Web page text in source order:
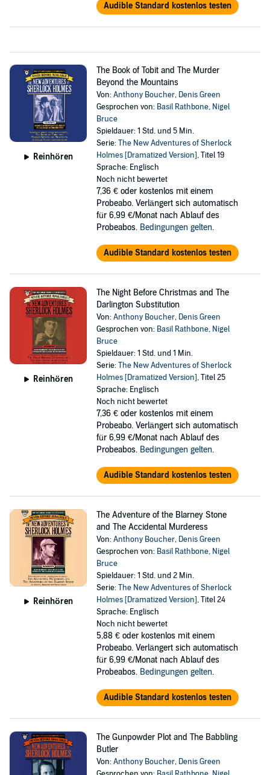
Audible Standard kostenlos testen
Reinhören
The Book of Tobit and The Murder
Beyond the Mountains
Von:Anthony Boucher, Denis Green
Gesprochen von: Basil Rathbone, Nigel
Bruce
Spieldauer: 1 Std. und 5 Min.
Serie:The New Adventures of Sherlock
Holmes [Dramatized Version], Titel 19
Sprache: Englisch
Noch nicht bewertet
7,36 € oder kostenlos mit einem
Probeabo. Verlängert sich automatisch
für 6,99 €/Monat nach Ablauf des
Probeabos. Bedingungen gelten.
Audible Standard kostenlos testen
Reinhören
The Night Before Christmas and The
Darlington Substitution
Von:Anthony Boucher, Denis Green
Gesprochen von: Basil Rathbone, Nigel
Bruce
Spieldauer: 1 Std. und 1 Min.
Serie:The New Adventures of Sherlock
Holmes [Dramatized Version], Titel 25
Sprache: Englisch
Noch nicht bewertet
7,36 € oder kostenlos mit einem
Probeabo. Verlängert sich automatisch
für 6,99 €/Monat nach Ablauf des
Probeabos. Bedingungen gelten.
Audible Standard kostenlos testen
Reinhören
The Adventure of the Blarney Stone
and The Accidental Murderess
Von:Anthony Boucher, Denis Green
Gesprochen von: Basil Rathbone, Nigel
Bruce
Spieldauer: 1 Std. und 2 Min.
Serie:The New Adventures of Sherlock
Holmes [Dramatized Version], Titel 24
Sprache: Englisch
Noch nicht bewertet
5,88 € oder kostenlos mit einem
Probeabo. Verlängert sich automatisch
für 6,99 €/Monat nach Ablauf des
Probeabos. Bedingungen gelten.
Audible Standard kostenlos testen
The Gunpowder Plot and The Babbling
Butler
Von:Anthony Boucher, Denis Green